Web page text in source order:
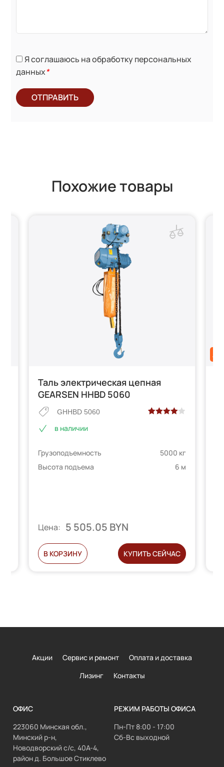
Я соглашаюсь на обработку персональных
данных*
ОТПРАВИТЬ
Похожие товары
Таль электрическая цепная
GEARSEN HHBD 5060
GHHBD 5060
опроса
пользователей
в наличии
Грузоподъемность
5000 кг
Высота подъема
6 м
Цена: 5 505.05 BYN
В КОРЗИНУ КУПИТЬ СЕЙЧАС
Акции Сервис и ремонт
Оплата и доставка
Лизинг
Контакты
ОФИС
223060 Минская обл.,
Минский р-н,
Новодворский с/с, 40А-4,
район д. Большое Стиклево
РЕЖИМ РАБОТЫ ОФИСА
Пн-Пт 8:00 - 17:00
Сб-Вс выходной